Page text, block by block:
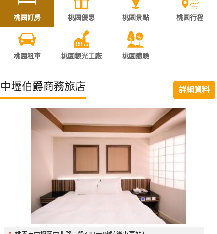
灣
訂
房
直接跟飯店訂房HOT
特
紅
桃園訂房 桃園優惠 桃園景點 桃園行程
桃園租車 桃園觀光工廠 桃園體驗
中壢伯爵商務旅店 詳細資料